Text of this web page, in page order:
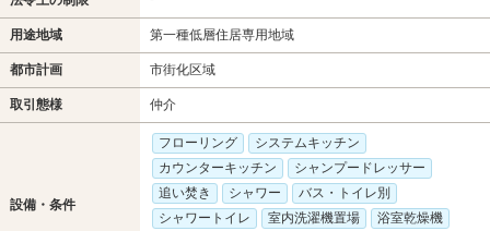
用途地域 第一種低層住居専用地域
都市計画 市街化区域
取引態様 仲介
設備・条件
フローリング
システムキッチン
カウンターキッチン
シャンプードレッサー
追い焚き
シャワー
バス・トイレ別
シャワートイレ
室内洗濯機置場
浴室乾燥機